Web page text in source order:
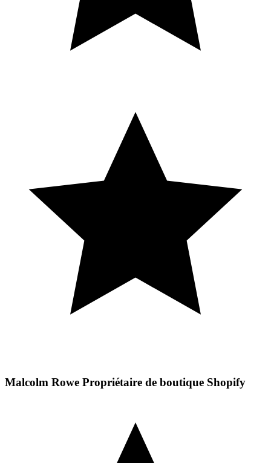
Malcolm Rowe Propriétaire de boutique Shopify